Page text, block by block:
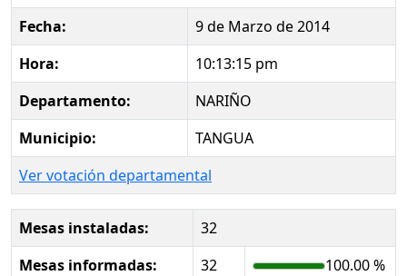
Fecha:
9 de Marzo de 2014
Hora:
10:13:15 pm
Departamento:
NARIÑO
Municipio:
TANGUA
Ver votación departamental
Mesas instaladas:
32
Mesas informadas:
32
100.00 %